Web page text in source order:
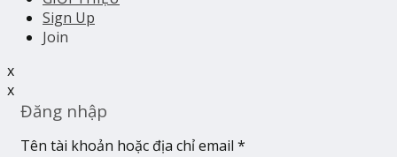
Sign Up
Join
x
x
Đăng nhập
Tên tài khoản hoặc địa chỉ email *